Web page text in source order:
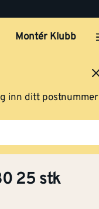
Montér Klubb
inn ditt postnummer
25 stk
Klikk og hent